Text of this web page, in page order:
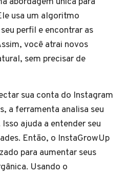
usa um algoritmo
perfil e encontrar as
você atrai novos
sem precisar de
sua conta do Instagram
a ferramenta analisa seu
ajuda a entender seu
Então, o InstaGrowUp
para aumentar seus
Usando o